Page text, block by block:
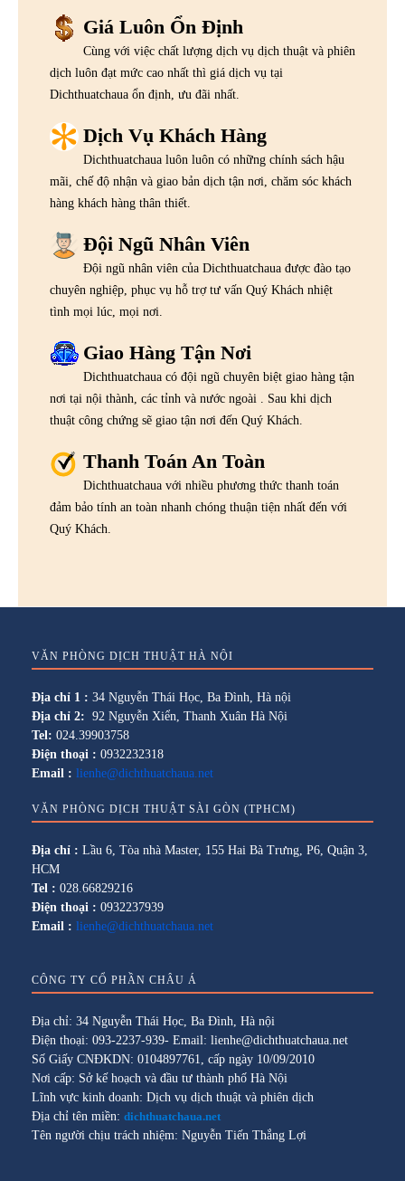
Giá Luôn Ổn Định
Cùng với việc chất lượng dịch vụ dịch thuật và phiên
dịch luôn đạt mức cao nhất thì giá dịch vụ tại
Dichthuatchaua ổn định, ưu đãi nhất.
Dịch Vụ Khách Hàng
Dichthuatchaua luôn luôn có những chính sách hậu
mãi, chế độ nhận và giao bản dịch tận nơi, chăm sóc khách
hàng khách hàng thân thiết.
Đội Ngũ Nhân Viên
Đội ngũ nhân viên của Dichthuatchaua được đào tạo
chuyên nghiệp, phục vụ hỗ trợ tư vấn Quý Khách nhiệt
tình mọi lúc, mọi nơi.
Giao Hàng Tận Nơi
Dichthuatchaua có đội ngũ chuyên biệt giao hàng tận
nơi tại nội thành, các tỉnh và nước ngoài . Sau khi dịch
thuật công chứng sẽ giao tận nơi đến Quý Khách.
Thanh Toán An Toàn
Dichthuatchaua với nhiều phương thức thanh toán
đảm bảo tính an toàn nhanh chóng thuận tiện nhất đến với
Quý Khách.
VĂN PHÒNG DỊCH THUẬT HÀ NỘI
Địa chỉ 1 : 34 Nguyễn Thái Học, Ba Đình, Hà nội
Địa chỉ 2: 92 Nguyễn Xiển, Thanh Xuân Hà Nội
Tel: 024.39903758
Điện thoại : 0932232318
Email : lienhe@dichthuatchaua.net
VĂN PHÒNG DỊCH THUẬT SÀI GÒN (TPHCM)
Địa chỉ : Lầu 6, Tòa nhà Master, 155 Hai Bà Trưng, P6, Quận 3,
HCM
Tel : 028.66829216
Điện thoại : 0932237939
Email : lienhe@dichthuatchaua.net
CÔNG TY CỔ PHẦN CHÂU Á
Địa chỉ: 34 Nguyễn Thái Học, Ba Đình, Hà nội
Điện thoại: 093-2237-939- Email: lienhe@dichthuatchaua.net
Số Giấy CNĐKDN: 0104897761, cấp ngày 10/09/2010
Nơi cấp: Sở kế hoạch và đầu tư thành phố Hà Nội
Lĩnh vực kinh doanh: Dịch vụ dịch thuật và phiên dịch
Địa chỉ tên miền: dichthuatchaua.net
Tên người chịu trách nhiệm: Nguyễn Tiến Thắng Lợi